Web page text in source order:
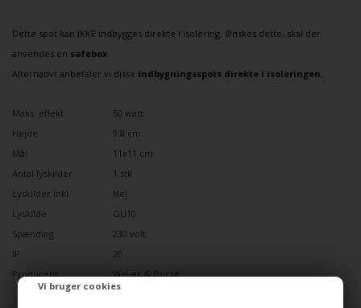
Vi bruger cookies
Dette spot kan IKKE indbygges direkte i isolering. Ønskes dette, skal der
anvendes en safebox
Alternativt anbefaler vi disse indbygningsspots direkte i isoleringen
Maks. effekt
50 watt
Højde
9,8 cm
Mål
11x11 cm
Antal lyskilder
1 stk
Lyskilder inkl.
Nej
Lyskilde
GU10
Spænding
230 volt
IP
20
Producent
Wever & Ducré